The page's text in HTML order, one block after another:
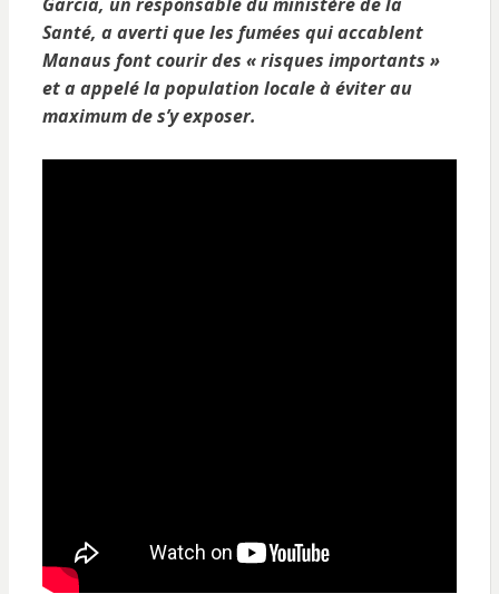
Santé, a averti que les fumées qui accablent
Manaus font courir des « risques importants »
et a appelé la population locale à éviter au
maximum de s’y exposer.